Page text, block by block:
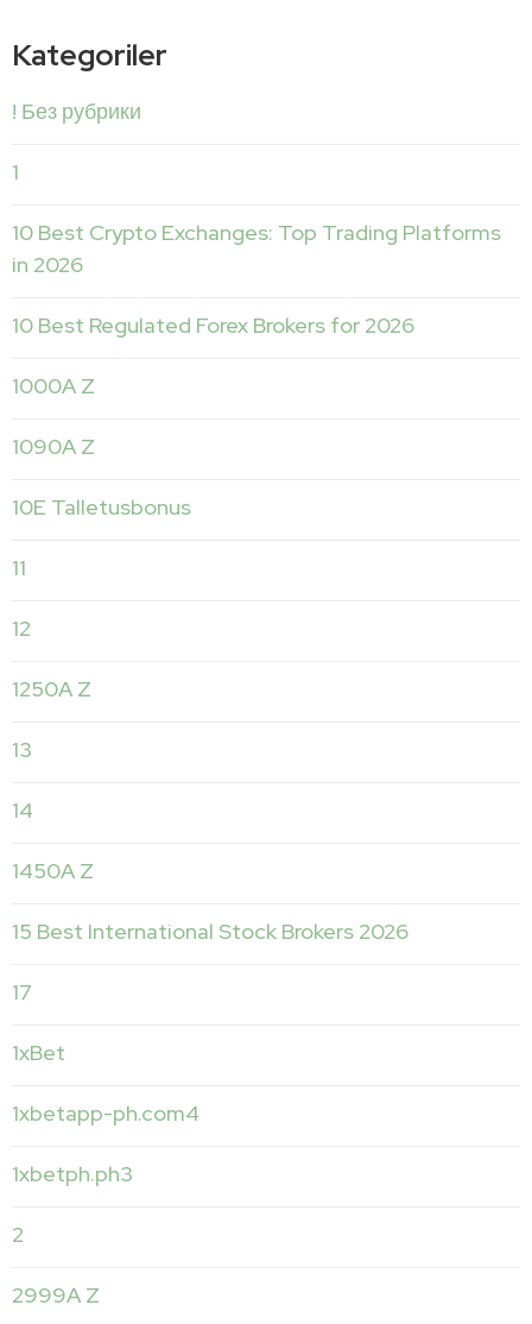
Kategoriler
! Без рубрики
1
10 Best Crypto Exchanges: Top Trading Platforms
in 2026
10 Best Regulated Forex Brokers for 2026
1000A Z
1090A Z
10E Talletusbonus
11
12
1250A Z
13
14
1450A Z
15 Best International Stock Brokers 2026
17
1xBet
1xbetapp-ph.com4
1xbetph.ph3
2
2999A Z